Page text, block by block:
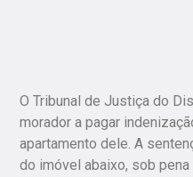
O Tribunal de Justiça do
morador a pagar
apartamento dele. A
do imóvel abaixo, sob pena